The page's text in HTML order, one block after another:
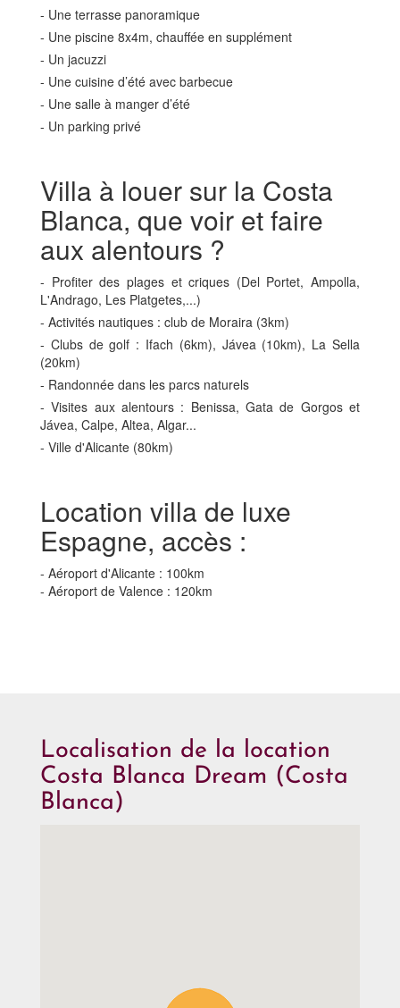
- Une terrasse panoramique
- Une piscine 8x4m, chauffée en supplément
- Un jacuzzi
- Une cuisine d’été avec barbecue
- Une salle à manger d’été
- Un parking privé
Villa à louer sur la Costa
Blanca, que voir et faire
aux alentours ?
- Profiter des plages et criques (Del Portet, Ampolla,
L'Andrago, Les Platgetes,...)
- Activités nautiques : club de Moraira (3km)
- Clubs de golf : Ifach (6km), Jávea (10km), La Sella
(20km)
- Randonnée dans les parcs naturels
- Visites aux alentours : Benissa, Gata de Gorgos et
Jávea, Calpe, Altea, Algar...
- Ville d'Alicante (80km)
Location villa de luxe
Espagne, accès :
- Aéroport d'Alicante : 100km
- Aéroport de Valence : 120km
Localisation de la location
Costa Blanca Dream (Costa
Blanca)